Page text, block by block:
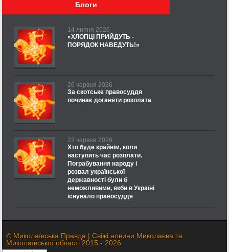
Блоги
14 липня 2026
«ХЛОПЦІ ПРИЙДУТЬ -
ПОРЯДОК НАВЕДУТЬ!»
26 червня 2026
За скотське правосуддя
починає доганяти розплата
22 червня 2026
Хто буде крайнім, коли
наступить час розплати.
Пограбування народу і
розвал української
державності були б
неможливими, якби в Україні
існувало правосуддя
© Миколаївська Правда | Свіжі новини Миколаєва та
Миколаївської області 2015 - 2026